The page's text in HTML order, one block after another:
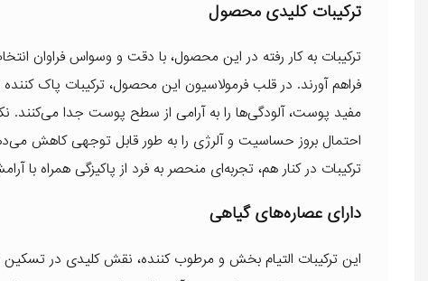
ترکیبات کلیدی محصول
ترکیبات به کار رفته در این محصول، با دقت و وسواس فراوان
فراهم آورند. در قلب فرمولاسیون این محصول، ترکیبات پاک
مفید پوست، آلودگی‌ها را به آرامی از سطح پوست جدا
احتمال بروز حساسیت و آلرژی را به طور قابل توجهی کاهش
ترکیبات در کنار هم، تجربه‌ای منحصر به فرد از پاکیزگی همراه با
دارای عصاره‌های گیاهی
این ترکیبات التیام بخش و مرطوب کننده، نقش کلیدی در